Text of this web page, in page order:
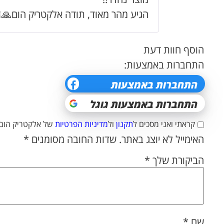
הגיע מהר מאוד, תודה אלקטריק
הוסף חוות דעת
התחברות באמצעות:
קראתי ואני מסכים לתקנון ולמדיניות הפרטיות של אלקטריק
האימייל לא יוצג באתר. שדות החובה מסומנים *
הביקורת שלך *